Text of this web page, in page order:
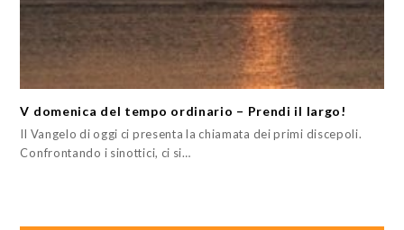
V domenica del tempo ordinario – Prendi il largo!
Il Vangelo di oggi ci presenta la chiamata dei primi discepoli.
Confrontando i sinottici, ci si…